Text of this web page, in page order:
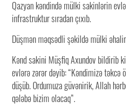
Qazyan kəndində mülki sakinlərin
infrastruktur sıradan çıxıb.
Düşmən məqsədli şəkildə mülki
Kənd sakini Müşfiq Axundov bildirib
evlərə zərər dəyib: “Kəndimizə təkcə
düşüb. Ordumuza güvənirik, Allah
qələbə bizim olacaq”.